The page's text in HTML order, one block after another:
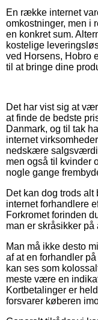
En række internet
omkostninger, men i
en konkret sum.
kostelige
ved Horsens, Hobro
til at bringe dine
Det har vist sig at
at finde de bedste
Danmark, og til tak
internet
nedskære
men også til kvinder
nogle gange
Det kan dog trods
internet forhandlere
Forkromet forinden
man er skråsikker
Man må ikke desto
af at en forhandler
kan ses som
meste være en
Kortbetalinger er
forsvarer køberen